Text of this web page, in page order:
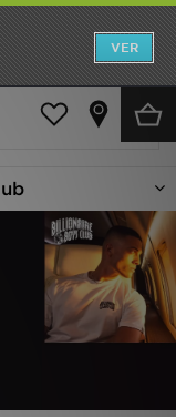
VER
Actualizar a pesquisa